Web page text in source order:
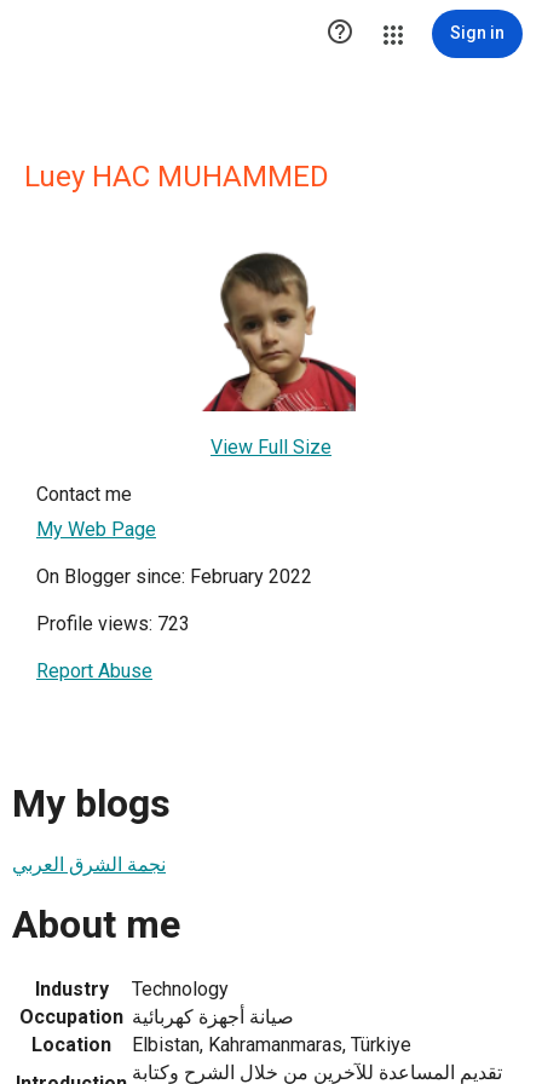
 Sign in
Luey HAC MUHAMMED
View Full Size
Contact me
My Web Page
On Blogger since: February 2022
Profile views: 723
Report Abuse
My blogs
نجمة الشرق العربي
About me
Industry
Technology
Occupation صيانة أجهزة كهربائية
Location
Elbistan, Kahramanmaras, Türkiye
تقديم المساعدة للآخرين من خلال الشرح وكتابة